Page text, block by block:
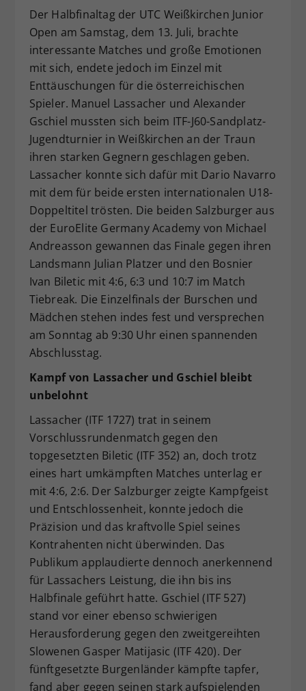
Der Halbfinaltag der UTC Weißkirchen Junior
Open am Samstag, dem 13. Juli, brachte
interessante Matches und große Emotionen
mit sich, endete jedoch im Einzel mit
Enttäuschungen für die österreichischen
Spieler. Manuel Lassacher und Alexander
Gschiel mussten sich beim ITF-J60-Sandplatz-
Jugendturnier in Weißkirchen an der Traun
ihren starken Gegnern geschlagen geben.
Lassacher konnte sich dafür mit Dario Navarro
mit dem für beide ersten internationalen U18-
Doppeltitel trösten. Die beiden Salzburger aus
der EuroElite Germany Academy von Michael
Andreasson gewannen das Finale gegen ihren
Landsmann Julian Platzer und den Bosnier
Ivan Biletic mit 4:6, 6:3 und 10:7 im Match
Tiebreak. Die Einzelfinals der Burschen und
Mädchen stehen indes fest und versprechen
am Sonntag ab 9:30 Uhr einen spannenden
Abschlusstag.
Kampf von Lassacher und Gschiel bleibt
unbelohnt
Lassacher (ITF 1727) trat in seinem
Vorschlussrundenmatch gegen den
topgesetzten Biletic (ITF 352) an, doch trotz
eines hart umkämpften Matches unterlag er
mit 4:6, 2:6. Der Salzburger zeigte Kampfgeist
und Entschlossenheit, konnte jedoch die
Präzision und das kraftvolle Spiel seines
Kontrahenten nicht überwinden. Das
Publikum applaudierte dennoch anerkennend
für Lassachers Leistung, die ihn bis ins
Halbfinale geführt hatte. Gschiel (ITF 527)
stand vor einer ebenso schwierigen
Herausforderung gegen den zweitgereihten
Slowenen Gasper Matijasic (ITF 420). Der
fünftgesetzte Burgenländer kämpfte tapfer,
fand aber gegen seinen stark aufspielenden
Zweck
Dieser Wert speichert Ihre Consent-
Einstellungen. Unter anderem eine
zufällig generierte ID, für die
historische Speicherung Ihrer
vorgenommen Einstellungen, falls der
Webseiten-Betreiber dies eingestellt
hat.